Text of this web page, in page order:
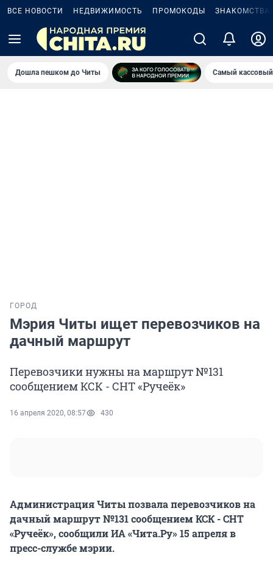
ВСЕ НОВОСТИ НЕДВИЖИМОСТЬ ПРОМОКОДЫ ЗНАКОМСТВА
Дошла пешком до Читы Самый
ГОРОД
Мэрия Читы ищет перевозчиков на
дачный маршрут
Перевозчики нужны на маршрут №131
сообщением КСК - СНТ «Ручеёк»
16 апреля 2020, 08:57 430
Администрация Читы позвала перевозчиков на
дачный маршрут №131 сообщением КСК - СНТ
«Ручеёк», сообщили ИА «Чита.Ру» 15 апреля в
пресс-службе мэрии.